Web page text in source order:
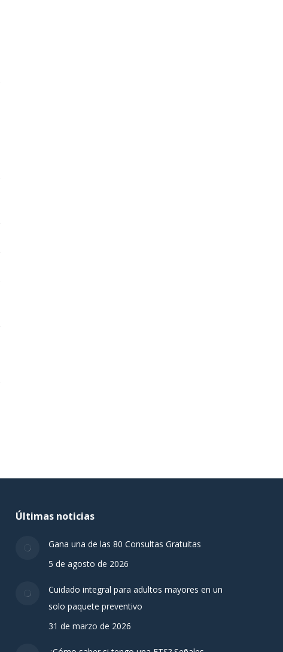
Últimas noticias
Gana una de las 80 Consultas Gratuitas
5 de agosto de 2026
Cuidado integral para adultos mayores en un
solo paquete preventivo
31 de marzo de 2026